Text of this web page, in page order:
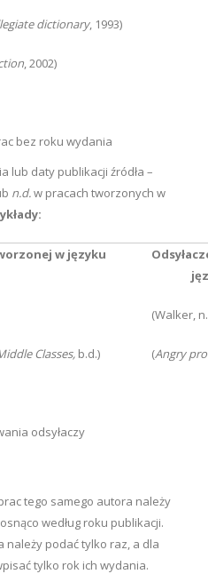
dictionary, 1993)
, 2002)
bez roku wydania
lub daty publikacji źródła –
n.d.w pracach tworzonych w
w języku
(Walker,
Classes, b.d.) (Angry
odsyłaczy
tego samego autora należy
według roku publikacji.
należy podać tylko raz, a dla
tylko rok ich wydania.